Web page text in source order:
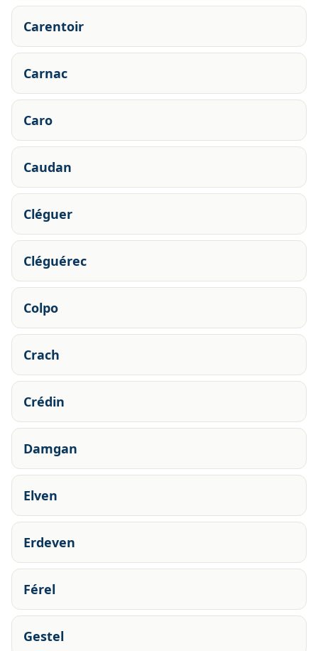
Carentoir
Carnac
Caro
Caudan
Cléguer
Cléguérec
Colpo
Crach
Crédin
Damgan
Elven
Erdeven
Férel
Gestel